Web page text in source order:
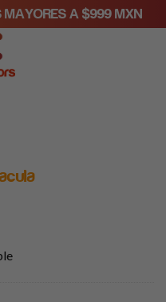
MAYORES A $999 MXN